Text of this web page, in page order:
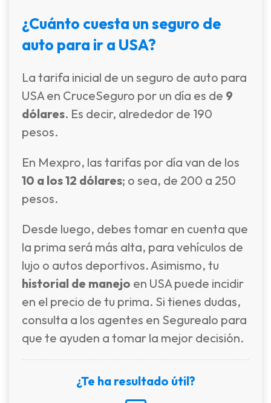
¿Cuánto cuesta un seguro de
auto para ir a USA?
La tarifa inicial de un seguro de auto para
USA en CruceSeguro por un día es de 9
dólares. Es decir, alrededor de 190
pesos.
En Mexpro, las tarifas por día van de los
10 a los 12 dólares; o sea, de 200 a 250
pesos.
Desde luego, debes tomar en cuenta que
la prima será más alta, para vehículos de
lujo o autos deportivos. Asimismo, tu
historial de manejo en USA puede incidir
en el precio de tu prima. Si tienes dudas,
consulta a los agentes en Segurealo para
que te ayuden a tomar la mejor decisión.
¿Te ha resultado útil?